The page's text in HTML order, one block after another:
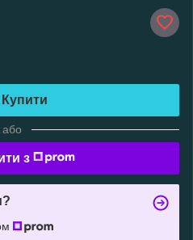
Купити
або
з